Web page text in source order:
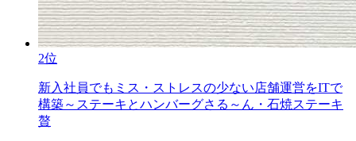
2位
新入社員でもミス・ストレスの少ない店舗運営をITで
構築～ステーキとハンバーグさる～ん・石焼ステーキ
贅